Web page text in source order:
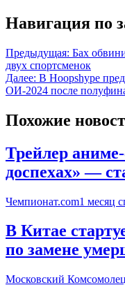
Навигация по
Предыдущая: Бах
двух спортсменок
Далее: В Hoopshype
ОИ-2024 после
Похожие
Трейлер
доспехах» —
Чемпионат.com1 месяц
В Китае
по замене
Московский Комсомолец